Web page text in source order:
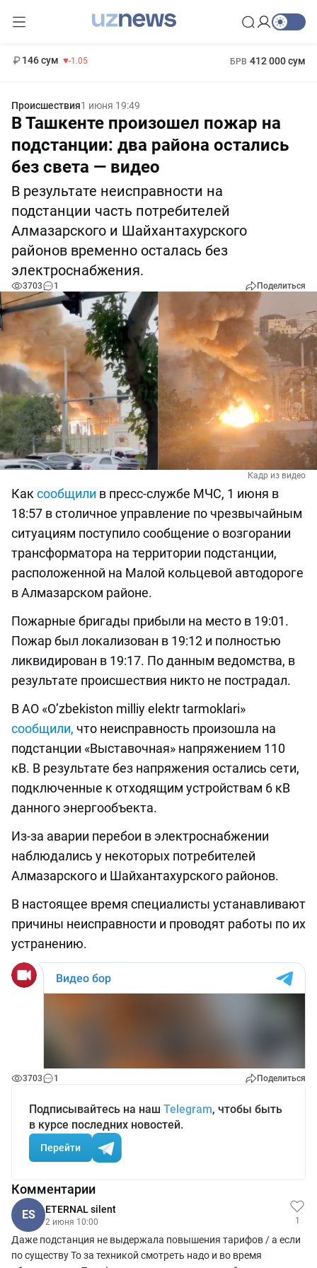
146 сум -1.05 БРВ 412 000 сум
Происшествия1 июня 19:49
В Ташкенте произошел пожар на
подстанции: два района остались
без света — видео
В результате неисправности на
подстанции часть потребителей
Алмазарского и Шайхантахурского
районов временно осталась без
электроснабжения.
3703 1 Поделиться
Кадр из видео
Как сообщили в пресс-службе МЧС, 1 июня в
18:57 в столичное управление по чрезвычайным
ситуациям поступило сообщение о возгорании
трансформатора на территории подстанции,
расположенной на Малой кольцевой автодороге
в Алмазарском районе.
Пожарные бригады прибыли на место в 19:01.
Пожар был локализован в 19:12 и полностью
ликвидирован в 19:17. По данным ведомства, в
результате происшествия никто не пострадал.
В АО «O’zbekiston milliy elektr tarmoklari»
сообщили, что неисправность произошла на
подстанции «Выставочная» напряжением 110
кВ. В результате без напряжения остались сети,
подключенные к отходящим устройствам 6 кВ
данного энергообъекта.
Из-за аварии перебои в электроснабжении
наблюдались у некоторых потребителей
Алмазарского и Шайхантахурского районов.
В настоящее время специалисты устанавливают
причины неисправности и проводят работы по их
устранению.
3703 1 Поделиться
Подписывайтесь на наш Telegram, чтобы быть
в курсе последних новостей.
Перейти
Комментарии
ES ETERNAL silent
2 июня 10:00 1
Даже подстанция не выдержала повышения тарифов / а если
по существу То за техникой смотреть надо и во время